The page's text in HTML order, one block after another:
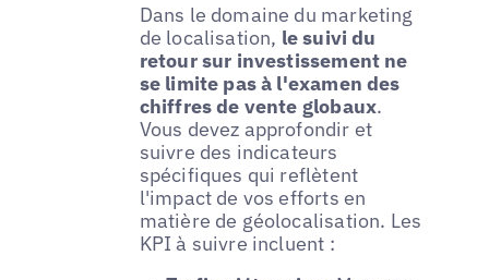
Dans le domaine du marketing
de localisation, le suivi du
retour sur investissement ne
se limite pas à l'examen des
chiffres de vente globaux.
Vous devez approfondir et
suivre des indicateurs
spécifiques qui reflètent
l'impact de vos efforts en
matière de géolocalisation. Les
KPI à suivre incluent :